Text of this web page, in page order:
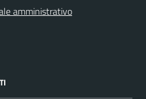
amministrativo